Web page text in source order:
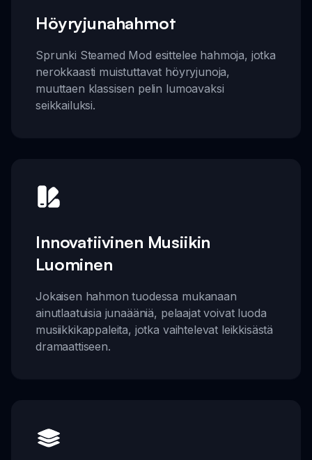
Höyryjunahahmot
Sprunki Steamed Mod esittelee hahmoja, jotka
nerokkaasti muistuttavat höyryjunoja,
muuttaen klassisen pelin lumoavaksi
seikkailuksi.
Innovatiivinen Musiikin
Luominen
Jokaisen hahmon tuodessa mukanaan
ainutlaatuisia junaääniä, pelaajat voivat luoda
musiikkikappaleita, jotka vaihtelevat leikkisästä
dramaattiseen.